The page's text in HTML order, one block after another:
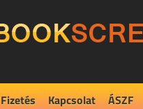
Fizetés Kapcsolat ÁSZF